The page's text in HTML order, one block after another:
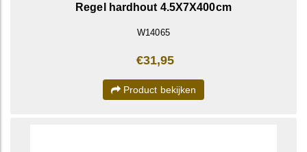
Regel hardhout 4.5X7X400cm
W14065
€31,95
Product bekijken